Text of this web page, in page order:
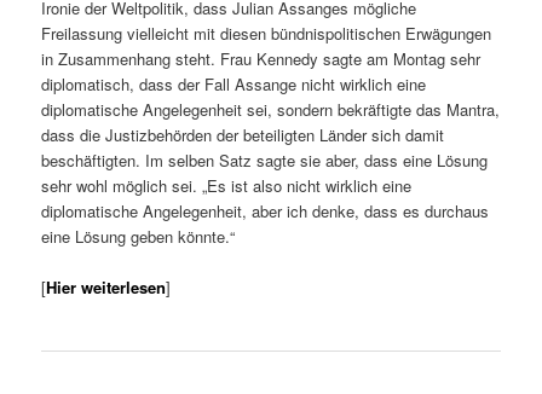
Ironie der Weltpolitik, dass Julian Assanges mögliche
Freilassung vielleicht mit diesen bündnispolitischen Erwägungen
in Zusammenhang steht. Frau Kennedy sagte am Montag sehr
diplomatisch, dass der Fall Assange nicht wirklich eine
diplomatische Angelegenheit sei, sondern bekräftigte das Mantra,
dass die Justizbehörden der beteiligten Länder sich damit
beschäftigten. Im selben Satz sagte sie aber, dass eine Lösung
sehr wohl möglich sei. „Es ist also nicht wirklich eine
diplomatische Angelegenheit, aber ich denke, dass es durchaus
eine Lösung geben könnte.“
[Hier weiterlesen]